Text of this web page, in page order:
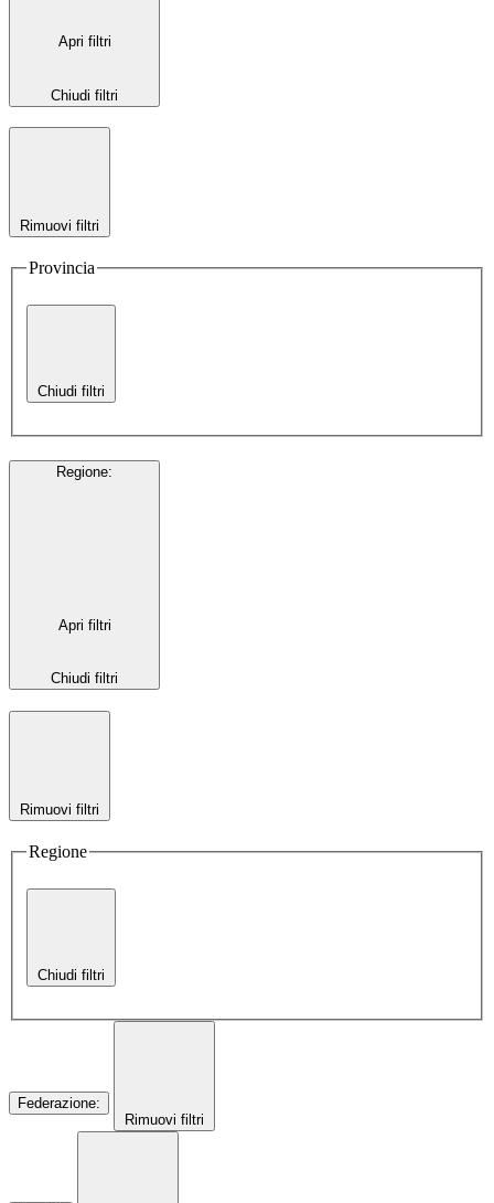
Apri filtri
Chiudi filtri
Rimuovi filtri
Provincia
Chiudi filtri
Regione:
Apri filtri
Chiudi filtri
Rimuovi filtri
Regione
Chiudi filtri
Federazione:
Rimuovi filtri